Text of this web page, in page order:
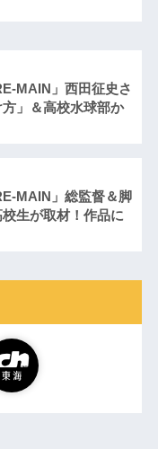
MAIN」西田征史さ
」＆高校水球部か
MAIN」総監督＆脚
生が取材！作品に